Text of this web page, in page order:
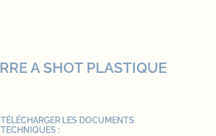
A SHOT PLASTIQUE
TÉLÉCHARGER LES DOCUMENTS
TECHNIQUES :